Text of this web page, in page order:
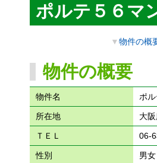
ポルテ５６マ
▼物件の概
物件の概要
物件名 ポ
所在地 大
ＴＥＬ 06-
性別 男女